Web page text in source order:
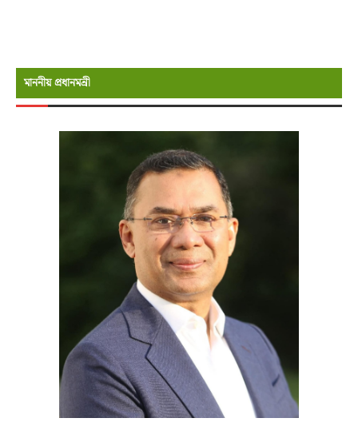
মাননীয় প্রধানমন্রী